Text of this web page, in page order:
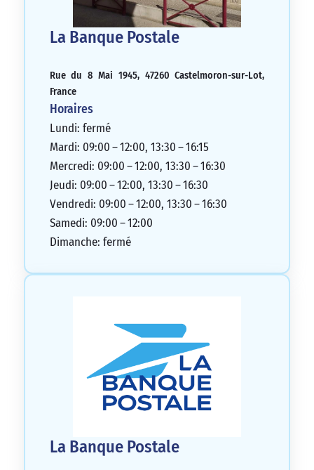
La Banque Postale
Rue du 8 Mai 1945, 47260 Castelmoron-sur-Lot,
France
Horaires
Lundi: fermé
Mardi: 09:00 – 12:00, 13:30 – 16:15
Mercredi: 09:00 – 12:00, 13:30 – 16:30
Jeudi: 09:00 – 12:00, 13:30 – 16:30
Vendredi: 09:00 – 12:00, 13:30 – 16:30
Samedi: 09:00 – 12:00
Dimanche: fermé
La Banque Postale